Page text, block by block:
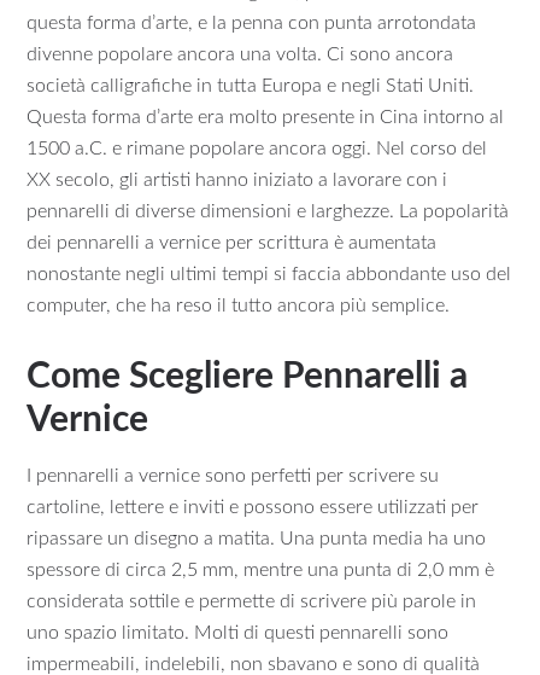
questa forma d’arte, e la penna con punta arrotondata
divenne popolare ancora una volta. Ci sono ancora
società calligrafiche in tutta Europa e negli Stati Uniti.
Questa forma d’arte era molto presente in Cina intorno al
1500 a.C. e rimane popolare ancora oggi. Nel corso del
XX secolo, gli artisti hanno iniziato a lavorare con i
pennarelli di diverse dimensioni e larghezze. La popolarità
dei pennarelli a vernice per scrittura è aumentata
nonostante negli ultimi tempi si faccia abbondante uso del
computer, che ha reso il tutto ancora più semplice.
Come Scegliere Pennarelli a
Vernice
I pennarelli a vernice sono perfetti per scrivere su
cartoline, lettere e inviti e possono essere utilizzati per
ripassare un disegno a matita. Una punta media ha uno
spessore di circa 2,5 mm, mentre una punta di 2,0 mm è
considerata sottile e permette di scrivere più parole in
uno spazio limitato. Molti di questi pennarelli sono
impermeabili, indelebili, non sbavano e sono di qualità